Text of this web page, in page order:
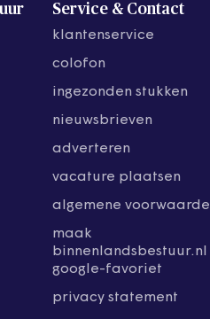
Service & Contact
klantenservice
colofon
ingezonden stukken
nieuwsbrieven
adverteren
vacature plaatsen
algemene
maak
binnenlandsbestuur.nl
google-favoriet
privacy statement